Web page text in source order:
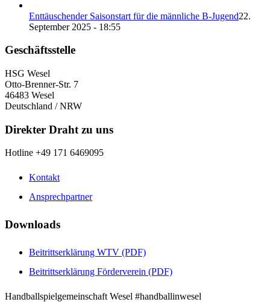
Enttäuschender Saisonstart für die männliche B-Jugend22.
September 2025 - 18:55
Geschäftsstelle
HSG Wesel
Otto-Brenner-Str. 7
46483 Wesel
Deutschland / NRW
Direkter Draht zu uns
Hotline +49 171 6469095
Kontakt
Ansprechpartner
Downloads
Beitrittserklärung WTV (PDF)
Beitrittserklärung Förderverein (PDF)
Handballspielgemeinschaft Wesel #handballinwesel